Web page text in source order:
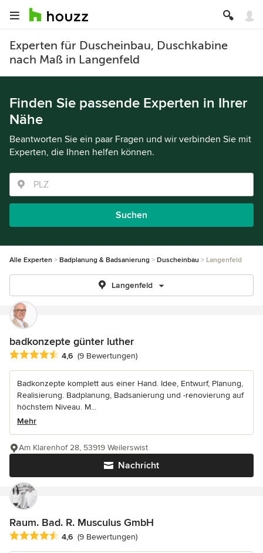
Experten für Duscheinbau, Duschkabine
nach Maß in Langenfeld
Finden Sie passende Experten in Ihrer
Nähe
Beantworten Sie ein paar Fragen und wir verbinden Sie mit
Experten, die Ihnen helfen können.
Suchen
Alle Experten Badplanung & Badsanierung Duscheinbau Langenfeld
Langenfeld
badkonzepte günter luther
Durchschnittliche Bewertung: 4.6 von 5 Sternen
4,6 (9 Bewertungen)
Badkonzepte komplett aus einer Hand. Idee, Entwurf, Planung,
Realisierung. Badplanung, Badsanierung und -renovierung auf
höchstem Niveau. M...
Mehr
Nachricht
Am Klarenhof 28, 53919 Weilerswist
Raum. Bad. R. Musculus GmbH
Durchschnittliche Bewertung: 4.6 von 5 Sternen
4,6 (9 Bewertungen)